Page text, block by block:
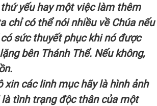
yếu hay một việc làm thêm
chỉ có thể nói nhiều về Chúa nếu
sức thuyết phục khi nó được
bên Thánh Thể. Nếu không,
các linh mục hãy là hình ảnh
tình trạng độc thân của một